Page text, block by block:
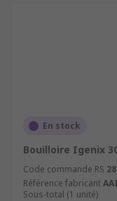
En stock
Bouilloire Igenix
Code commande RS
Référence fabricant
Sous-total (1 unité)